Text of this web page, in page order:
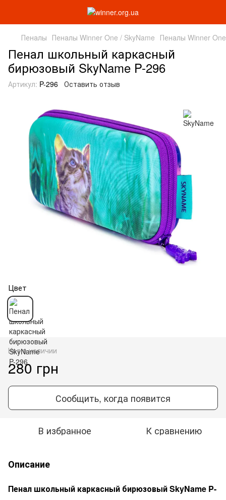
Пеналы Пеналы Winner One / SkyName Пеналы Winner
Пенал школьный каркасный
бирюзовый SkyName P-296
Артикул: P-296 Оставить отзыв
Цвет
Нет в наличии
280 грн
Сообщить, когда появится
В избранное К сравнению
Описание
Пенал школьный каркасный бирюзовый SkyName P-